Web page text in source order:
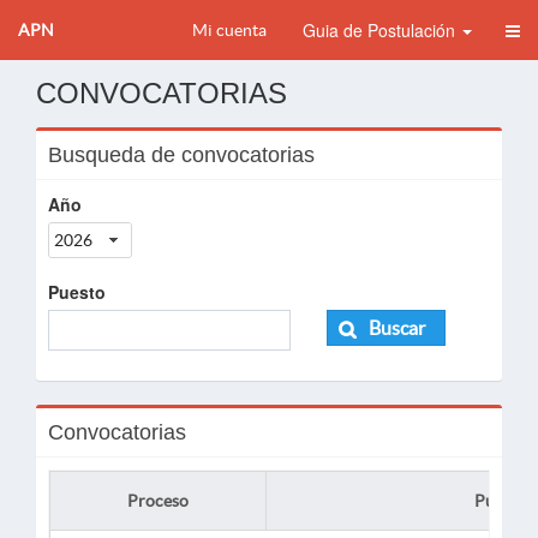
APN Mi cuenta Guia de Postulación
CONVOCATORIAS
Busqueda de convocatorias
Año
2026
Puesto
Buscar
Convocatorias
Proceso Puesto